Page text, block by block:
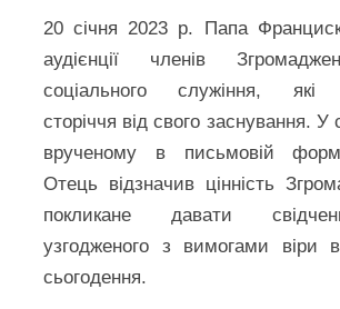
20 січня 2023 р. Папа
аудієнції членів
соціального служіння, які
сторіччя від свого заснування. У
врученому в письмовій
Отець відзначив цінність
покликане давати
узгодженого з вимогами віри
сьогодення.